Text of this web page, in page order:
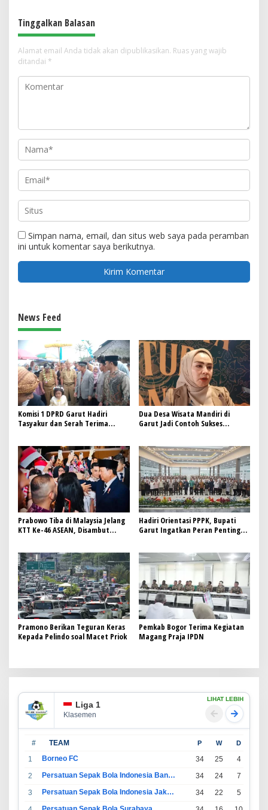
Tinggalkan Balasan
Alamat email Anda tidak akan dipublikasikan. Ruas yang wajib
ditandai *
Simpan nama, email, dan situs web saya pada peramban
ini untuk komentar saya berikutnya.
News Feed
Komisi 1 DPRD Garut Hadiri
Tasyakur dan Serah Terima
Dua Desa Wisata Mandiri di
Garut Jadi Contoh Sukses
Prabowo Tiba di Malaysia Jelang
KTT Ke-46 ASEAN, Disambut
Hadiri Orientasi PPPK, Bupati
Garut Ingatkan Peran Penting
Pramono Berikan Teguran Keras
Kepada Pelindo soal Macet Priok
Pemkab Bogor Terima Kegiatan
Magang Praja IPDN
Liga 1
Klasemen
LIHAT LEBIH
# TEAM P W D
1 Borneo FC 34 25 4
2
Persatuan Sepak Bola Indonesia Bandung 34 24 7
3
Persatuan Sepak Bola Indonesia Jakarta 34 22 5